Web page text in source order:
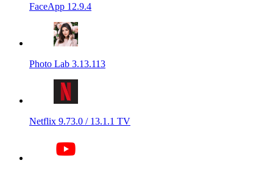
FaceApp 12.9.4
Photo Lab 3.13.113
Netflix 9.73.0 / 13.1.1 TV